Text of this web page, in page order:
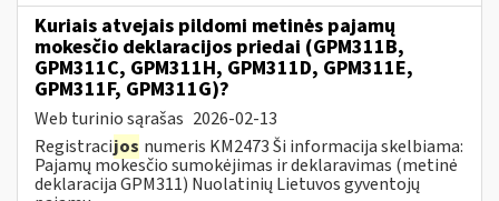
Kuriais atvejais pildomi metinės pajamų
mokesčio deklaracijos priedai (GPM311B,
GPM311C, GPM311H, GPM311D, GPM311E,
GPM311F, GPM311G)?
Web turinio sąrašas 2026-02-13
Registracijos numeris KM2473 Ši informacija skelbiama:
Pajamų mokesčio sumokėjimas ir deklaravimas (metinė
deklaracija GPM311) Nuolatinių Lietuvos gyventojų